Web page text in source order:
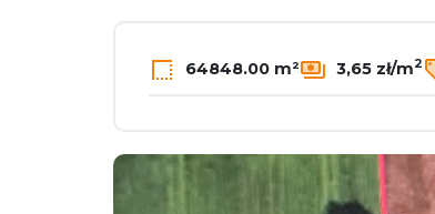
64848.00 m² 3,65 zł/m2